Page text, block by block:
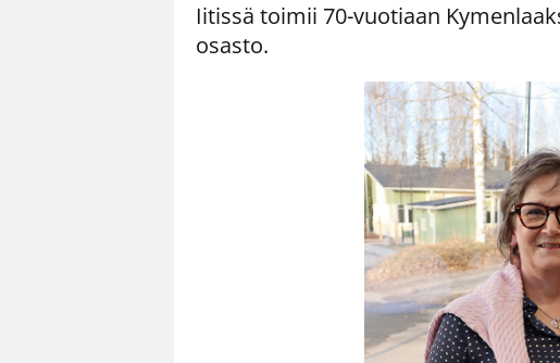
Iitissä toimii 70-vuotiaan
osasto.